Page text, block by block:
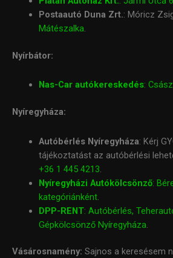
Postaautó Duna Zrt.: Móricz
Mátészalka.
Nyírbátor:
Nas-Car autókereskedés:
Nyíregyháza:
Autóbérlés Nyíregyháza: Kérj
tájékoztatást az autóbérlési
+36 1 445 4213
Nyíregyházi Autókölcsönző:
kategóriánként.
DPP-RENT: Autóbérlés,
Gépkölcsönző Nyíregyháza
Vásárosnamény: Sajnos a keresésem